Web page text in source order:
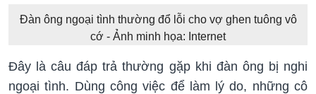
Đàn ông ngoại tình thường đổ lỗi cho vợ ghen tuông vô
cớ - Ảnh minh họa: Internet
Đây là câu đáp trả thường gặp khi đàn ông bị nghi
ngoại tình. Dùng công việc để làm lý do, những cô